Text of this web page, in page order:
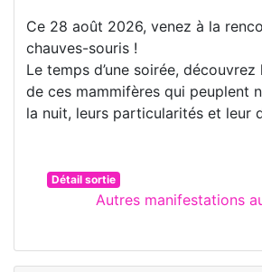
Ce 28 août 2026, venez à la
chauves-souris !
Le temps d’une soirée,
de ces mammifères qui peuplent
la nuit, leurs particularités et leur
Détail sortie
Autres manifestations